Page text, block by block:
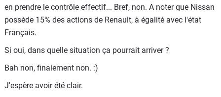
en prendre le contrôle effectif... Bref, non. A noter que Nissan
possède 15% des actions de Renault, à égalité avec l'état
Français.
Si oui, dans quelle situation ça pourrait arriver ?
Bah non, finalement non. :)
J'espère avoir été clair.